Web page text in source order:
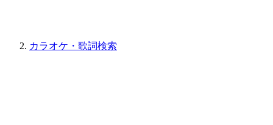
カラオケ・歌詞検索